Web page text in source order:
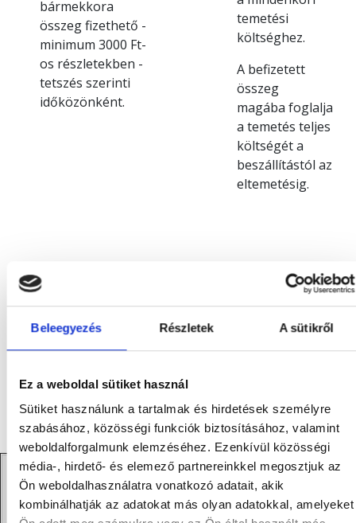
Beleegyezés Részletek A sütikről
Ez a weboldal sütiket használ
Sütiket használunk a tartalmak és hirdetések személyre
szabásához, közösségi funkciók biztosításához, valamint
weboldalforgalmunk elemzéséhez. Ezenkívül közösségi
média-, hirdető- és elemező partnereinkkel megosztjuk az
Ön weboldalhasználatra vonatkozó adatait, akik
kombinálhatják az adatokat más olyan adatokkal, amelyeket
bármekkora
összeg fizethető -
minimum 3000 Ft-
os részletekben -
tetszés szerinti
időközönként.
temetési
költséghez.
A befizetett
összeg
magába foglalja
a temetés teljes
költségét a
beszállítástól az
eltemetésig.
A befizetett összegek egyik finanszírozási lehetőség
díját, a koszorú árát, valamint az elhalálozást
követően a Patológiai Intézetnek fizetendő 35 000 Ft-
Előtakarékossági programunk lehetővé teszi,
hogy levegye szerettei vállára nehezedő
terheket azáltal, hogy előre készül egy olyan